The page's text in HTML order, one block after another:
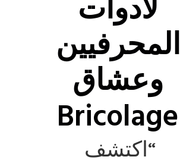
لأدوات
المحرفيين
وعشاق
Bricolage
“اكتشف